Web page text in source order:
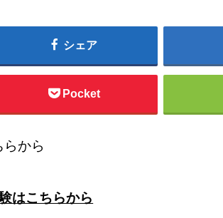
シェア
Pocket
から
はこちらから